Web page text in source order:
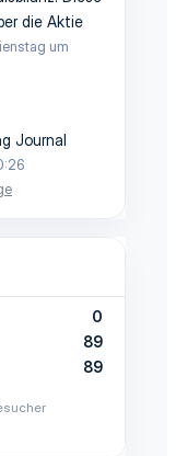
die Aktie
um
Journal
0
89
89